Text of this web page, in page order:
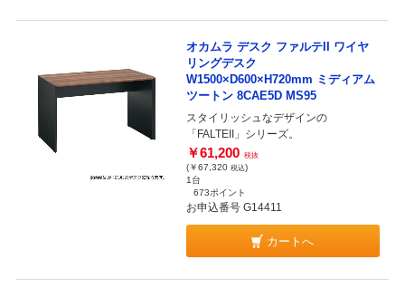
オカムラ デスク ファルテII ワイヤ
リングデスク
W1500×D600×H720mm ミディアム
ツートン 8CAE5D MS95
スタイリッシュなデザインの
「FALTEII」シリーズ。
￥61,200 税抜
(￥67,320 税込)
1台
673ポイント
お申込番号 G14411
カートへ